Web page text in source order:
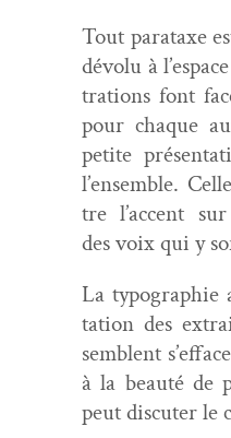
Tout parataxe
dévolu à
tra­tions font
pour chaque
petite
l’ensem­ble.
tre l’ac­cent
des voix qui y
La typogra­phie
ta­tion des
sem­blent
à la beauté de
peut dis­cuter le